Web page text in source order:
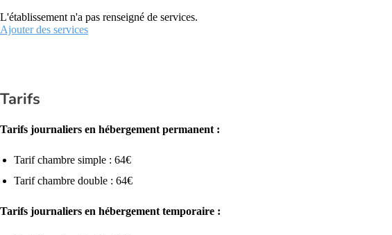
L'établissement n'a pas renseigné de services.
Ajouter des services
Tarifs
Tarifs journaliers en hébergement permanent :
Tarif chambre simple : 64€
Tarif chambre double : 64€
Tarifs journaliers en hébergement temporaire :